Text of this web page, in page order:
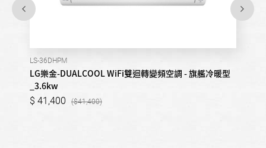
LS-36DHPM
LG樂金-DUALCOOL WiFi雙迴轉變頻空調 - 旗艦冷暖型
_3.6kw
41,400 41,400